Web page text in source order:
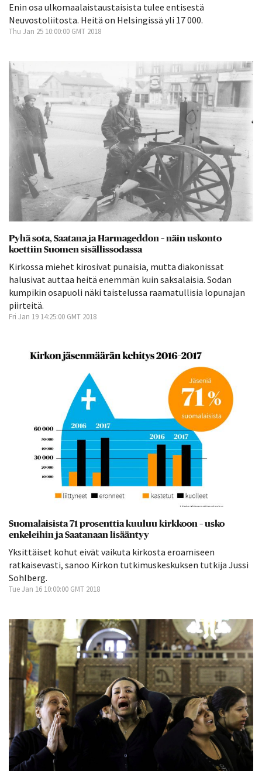
Enin osa ulkomaalaistaustaisista tulee entisestä
Neuvostoliitosta. Heitä on Helsingissä yli 17 000.
Thu Jan 25 10:00:00 GMT 2018
Pyhä sota, Saatana ja Harmageddon – näin uskonto
koettiin Suomen sisällissodassa
Kirkossa miehet kirosivat punaisia, mutta diakonissat
halusivat auttaa heitä enemmän kuin saksalaisia. Sodan
kumpikin osapuoli näki taistelussa raamatullisia lopunajan
piirteitä.
Fri Jan 19 14:25:00 GMT 2018
Suomalaisista 71 prosenttia kuuluu kirkkoon – usko
enkeleihin ja Saatanaan lisääntyy
Yksittäiset kohut eivät vaikuta kirkosta eroamiseen
ratkaisevasti, sanoo Kirkon tutkimuskeskuksen tutkija Jussi
Sohlberg.
Tue Jan 16 10:00:00 GMT 2018